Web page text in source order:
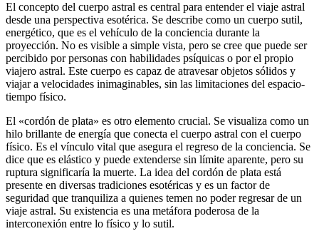
El concepto del cuerpo astral es central para entender el viaje astral
desde una perspectiva esotérica. Se describe como un cuerpo sutil,
energético, que es el vehículo de la conciencia durante la
proyección. No es visible a simple vista, pero se cree que puede ser
percibido por personas con habilidades psíquicas o por el propio
viajero astral. Este cuerpo es capaz de atravesar objetos sólidos y
viajar a velocidades inimaginables, sin las limitaciones del espacio-
tiempo físico.
El «cordón de plata» es otro elemento crucial. Se visualiza como un
hilo brillante de energía que conecta el cuerpo astral con el cuerpo
físico. Es el vínculo vital que asegura el regreso de la conciencia. Se
dice que es elástico y puede extenderse sin límite aparente, pero su
ruptura significaría la muerte. La idea del cordón de plata está
presente en diversas tradiciones esotéricas y es un factor de
seguridad que tranquiliza a quienes temen no poder regresar de un
viaje astral. Su existencia es una metáfora poderosa de la
interconexión entre lo físico y lo sutil.